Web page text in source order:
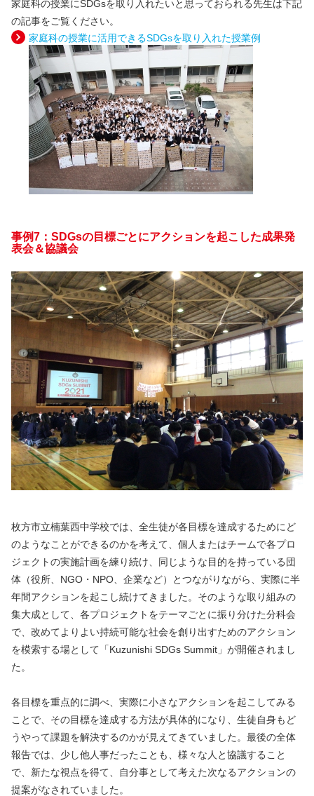
家庭科の授業にSDGsを取り入れたいと思っておられる先生は下記
の記事をご覧ください。
家庭科の授業に活用できるSDGsを取り入れた授業例
事例7：SDGsの目標ごとにアクションを起こした成果発
表会＆協議会
枚方市立楠葉西中学校では、全生徒が各目標を達成するためにど
のようなことができるのかを考えて、個人またはチームで各プロ
ジェクトの実施計画を練り続け、同じような目的を持っている団
体（役所、NGO・NPO、企業など）とつながりながら、実際に半
年間アクションを起こし続けてきました。そのような取り組みの
集大成として、各プロジェクトをテーマごとに振り分けた分科会
で、改めてよりよい持続可能な社会を創り出すためのアクション
を模索する場として「Kuzunishi SDGs Summit」が開催されまし
た。
各目標を重点的に調べ、実際に小さなアクションを起こしてみる
ことで、その目標を達成する方法が具体的になり、生徒自身もど
うやって課題を解決するのかが見えてきていました。最後の全体
報告では、少し他人事だったことも、様々な人と協議すること
で、新たな視点を得て、自分事として考えた次なるアクションの
提案がなされていました。